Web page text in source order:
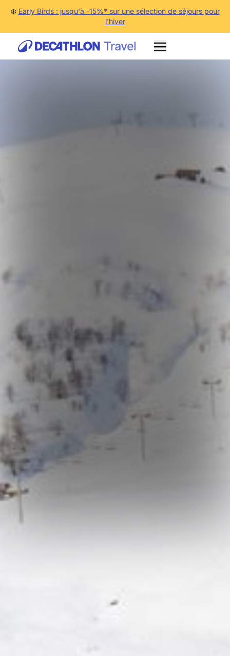
❄️ Early Birds : jusqu'à -15%* sur une sélection de séjours pour
l'hiver